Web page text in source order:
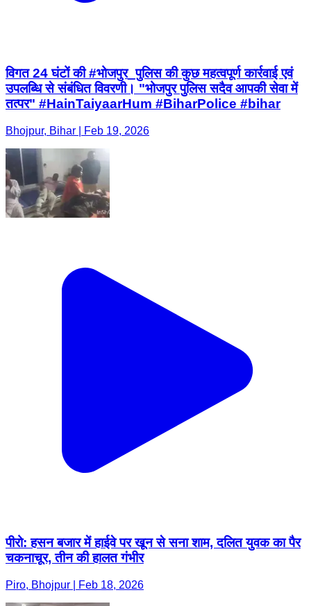
विगत 24 घंटों की #भोजपुर_पुलिस की कुछ महत्वपूर्ण कार्रवाई एवं
उपलब्धि से संबंधित विवरणी। "भोजपुर पुलिस सदैव आपकी सेवा में
तत्पर" #HainTaiyaarHum #BiharPolice #bihar
Bhojpur, Bihar | Feb 19, 2026
पीरो: हसन बजार में हाईवे पर खून से सना शाम, दलित युवक का पैर
चकनाचूर, तीन की हालत गंभीर
Piro, Bhojpur | Feb 18, 2026